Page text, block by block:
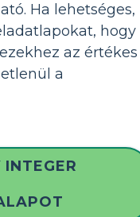
Ha lehetséges,
hogy
az értékes
a